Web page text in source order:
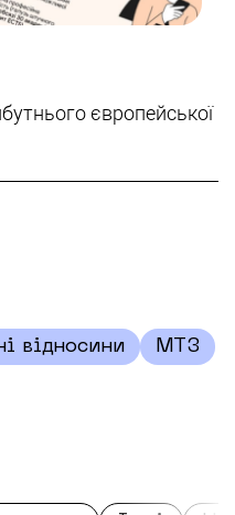
європейської
відносини
МТЗ